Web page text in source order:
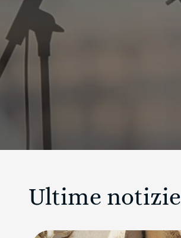
Ultime notizie